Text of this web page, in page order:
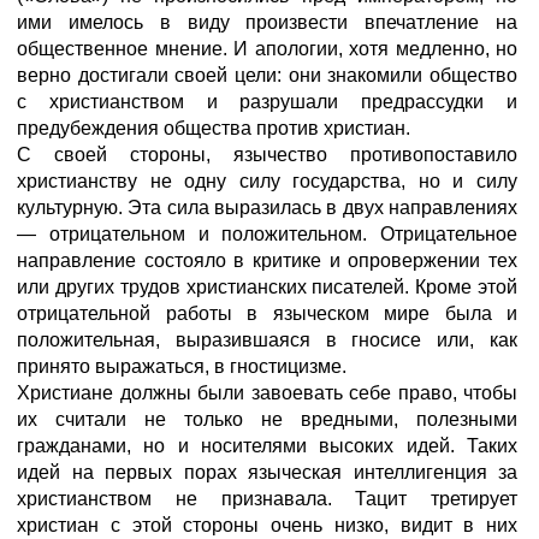
ими имелось в виду произвести впечатление на
общественное мнение. И апологии, хотя медленно, но
верно достигали своей цели: они знакомили общество
с христианством и разрушали предрассудки и
предубеждения общества против христиан.
С своей стороны, язычество противопоставило
христианству не одну силу государства, но и силу
культурную. Эта сила выразилась в двух направлениях
— отрицательном и положительном. Отрицательное
направление состояло в критике и опровержении тех
или других трудов христианских писателей. Кроме этой
отрицательной работы в языческом мире была и
положительная, выразившаяся в гносисе или, как
принято выражаться, в гностицизме.
Христиане должны были завоевать себе право, чтобы
их считали не только не вредными, полезными
гражданами, но и носителями высоких идей. Таких
идей на первых порах языческая интеллигенция за
христианством не признавала. Тацит третирует
христиан с этой стороны очень низко, видит в них